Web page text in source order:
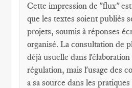
Cette impression de "flux"
que les textes soient publiés
projets, soumis à réponses
organisé. La consultation de
déjà usuelle dans
régulation, mais l'usage des
a sa source dans les